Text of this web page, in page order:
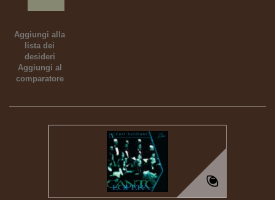
Aggiungi alla
lista dei
desideri
Aggiungi al
comparatore